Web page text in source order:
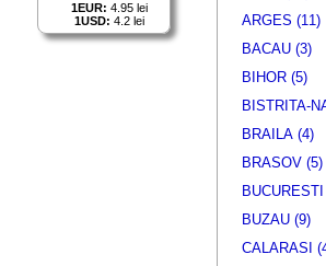
1EUR: 4.95 lei
1USD: 4.2 lei
ARGES (11)
BACAU (3)
BIHOR (5)
BISTRITA-
BRAILA (4)
BRASOV (5)
BUZAU (9)
CALARASI